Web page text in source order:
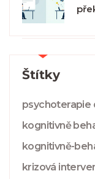
Štítky
psychoterapie
kognitivně
kognitivně-
krizová